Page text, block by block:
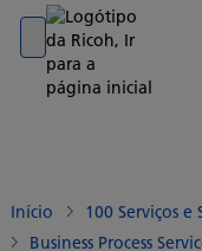
Go to banner
Go to content
Go to footer
Início 100 Serviços e
Business Process